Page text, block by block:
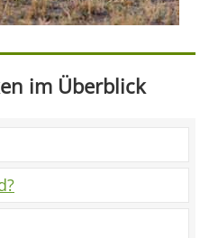
im Überblick